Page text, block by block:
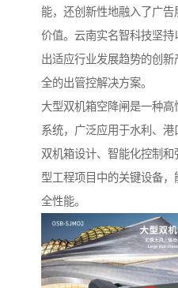
能，还创新性地融入了广
价值。云南实名智科技坚
出适应行业发展趋势的创
全的出管控解决方案。
大型双机箱空降闸是一种高
系统，广泛应用于水利、
双机箱设计、智能化控制
型工程项目中的关键设备
全性能。